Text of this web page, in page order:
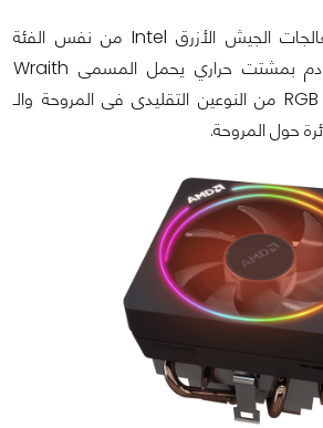
المعالج على عكس معالجات الجيش الأزرق Intel من نفس الفئة
السعرية وفئة الأداء قادم بمشتت حراري يحمل المسمى Wraith
Prism بدعم لتقنية الـ RGB من النوعين التقليدى فى المروحة والـ